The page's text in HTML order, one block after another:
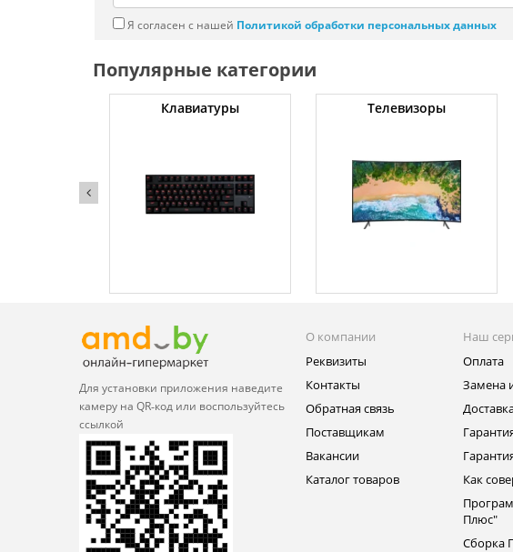
Я согласен с нашей Политикой обработки персональных данных
Популярные категории
Клавиатуры Телевизоры
Для установки приложения наведите
камеру на QR‑код или воспользуйтесь
ссылкой
О компании
Реквизиты
Контакты
Обратная связь
Поставщикам
Вакансии
Каталог товаров
Наш
Оплата
Замена
Как
Плюс"
Сборка